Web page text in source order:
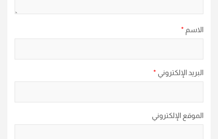
الاسم *
البريد الإلكتروني *
الموقع الإلكتروني